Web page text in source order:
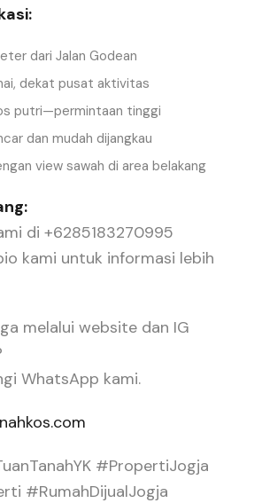
dari Jalan Godean
dekat pusat aktivitas
putri—permintaan tinggi
dan mudah dijangkau
view sawah di area belakang
di +6285183270995
kami untuk informasi lebih
melalui website dan IG
WhatsApp kami.
#PropertiJogja
#RumahDijualJogja